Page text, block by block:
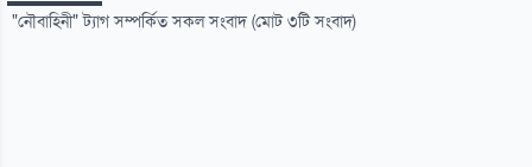
"নৌবাহিনী" ট্যাগ সম্পর্কিত সকল সংবাদ (মোট ৩টি সংবাদ)